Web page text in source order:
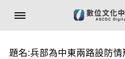
題名:兵部為中東兩路設防情